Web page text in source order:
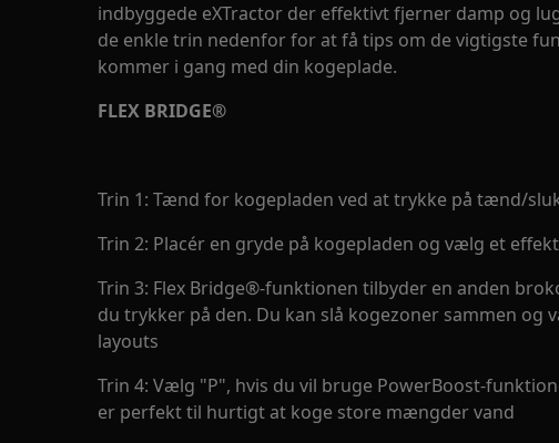
indbyggede eXTractor der effektivt fjerner damp og
de enkle trin nedenfor for at få tips om de vigtigste
kommer i gang med din kogeplade.
FLEX BRIDGE®
Trin 1: Tænd for kogepladen ved at trykke på tænd/
Trin 2: Placér en gryde på kogepladen og vælg et
Trin 3: Flex Bridge®-funktionen tilbyder en anden
du trykker på den. Du kan slå kogezoner sammen og
layouts
Trin 4: Vælg "P", hvis du vil bruge PowerBoost-
er perfekt til hurtigt at koge store mængder vand